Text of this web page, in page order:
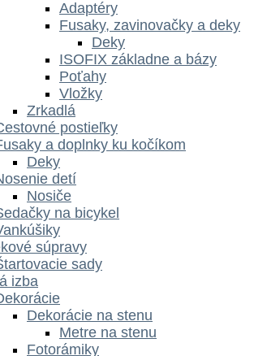
Adaptéry
Fusaky, zavinovačky a deky
Deky
ISOFIX základne a bázy
Poťahy
Vložky
Zrkadlá
postieľky
a doplnky ku kočíkom
Deky
detí
Nosiče
na bicykel
súpravy
sady
izba
Dekorácie na stenu
Metre na stenu
Fotorámiky